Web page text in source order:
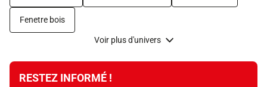
Fenetre bois
Voir plus d'univers
RESTEZ INFORMÉ !